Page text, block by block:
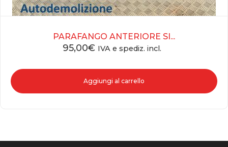
PARAFANGO ANTERIORE SI...
95,00€ IVA e spediz. incl.
Aggiungi al carrello